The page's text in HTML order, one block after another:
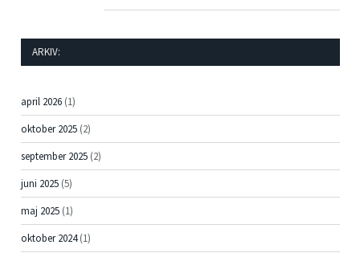
ARKIV:
april 2026 (1)
oktober 2025 (2)
september 2025 (2)
juni 2025 (5)
maj 2025 (1)
oktober 2024(1)